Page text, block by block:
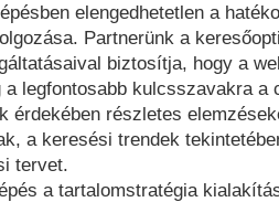
elengedhetetlen a
Partnerünk a
biztosítja, hogy a
a legfontosabb kulcsszavakra
érdekében részletes
a keresési trendek
tervet.
a tartalomstratégia